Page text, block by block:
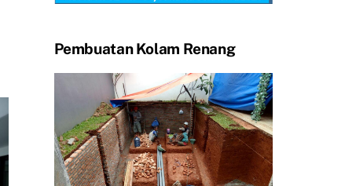
Pembuatan Kolam Renang